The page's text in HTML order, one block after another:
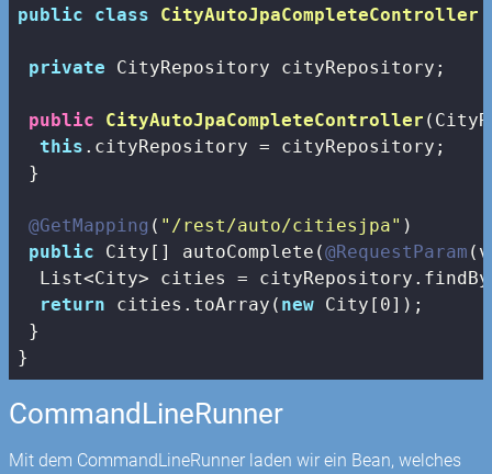
public
class CityAutoJpaCompleteController
private CityRepository cityRepository;
public CityAutoJpaCompleteController
this .cityRepository = cityRepository;
}
@GetMapping ( "/rest/auto/citiesjpa" )
public City[] autoComplete(@RequestParam
List<City> cities =
return cities.toArray( new City[ 0]);
}
}
CommandLineRunner
Mit dem CommandLineRunner laden wir ein Bean, welches